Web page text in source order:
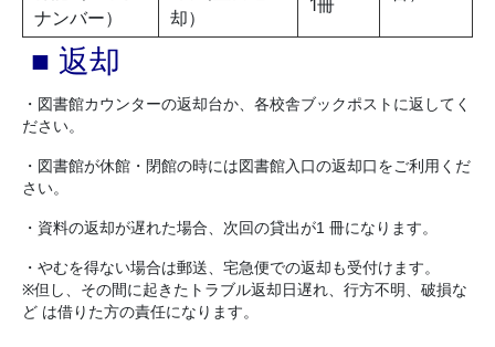
ナンバー）
却）
1冊
■ 返却
・図書館カウンターの返却台か、各校舎ブックポストに返してく
ださい。
・図書館が休館・閉館の時には図書館入口の返却口をご利用くだ
さい。
・資料の返却が遅れた場合、次回の貸出が1 冊になります。
・やむを得ない場合は郵送、宅急便での返却も受付けます。
※但し、その間に起きたトラブル返却日遅れ、行方不明、破損な
ど は借りた方の責任になります。